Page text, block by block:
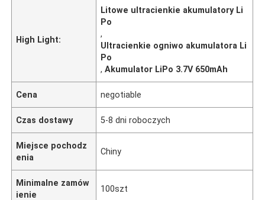
High Light:
Litowe ultracienkie akumulatory Li
Po
,
Ultracienkie ogniwo akumulatora Li
Po
,Akumulator LiPo 3.7V 650mAh
Cena negotiable
Czas dostawy 5-8 dni roboczych
Miejsce pochodz
enia
Chiny
Minimalne zamów
ienie
100szt